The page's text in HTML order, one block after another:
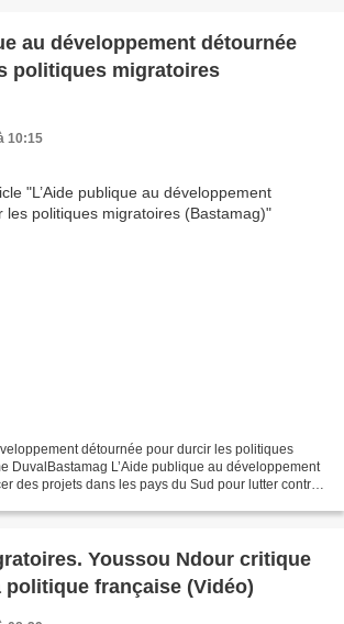
au développement détournée
politiques migratoires
10:15
détournée pour durcir les politiques
DuvalBastamag L’Aide publique au développement
des projets dans les pays du Sud pour lutter contre
Youssou Ndour critique
politique française (Vidéo)